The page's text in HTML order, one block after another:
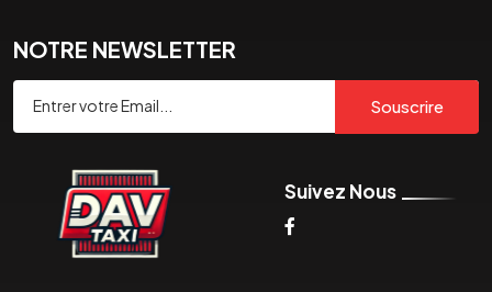
NOTRE NEWSLETTER
Souscrire
Suivez Nous